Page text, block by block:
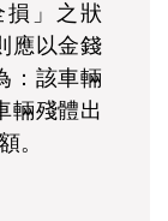
」之狀
應以金錢
：該車輛
輛殘體出
。